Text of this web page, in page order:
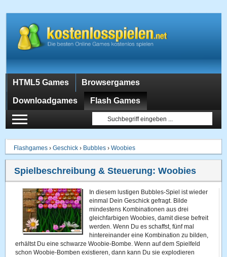
HTML5 Games Browsergames
Downloadgames Flash Games
Flashgames ›Geschick › Bubbles ›Woobies
Spielbeschreibung & Steuerung:Woobies
In diesem lustigen Bubbles-Spiel ist wieder
einmal Dein Geschick gefragt. Bilde
mindestens Kombinationen aus drei
gleichfarbigen Woobies, damit diese befreit
werden. Wenn Du es schaffst, fünf mal
hintereinander eine Kombination zu bilden,
erhältst Du eine schwarze Woobie-Bombe. Wenn auf dem Spielfeld
schon Woobie-Bomben existieren, dann kann Du sie explodieren